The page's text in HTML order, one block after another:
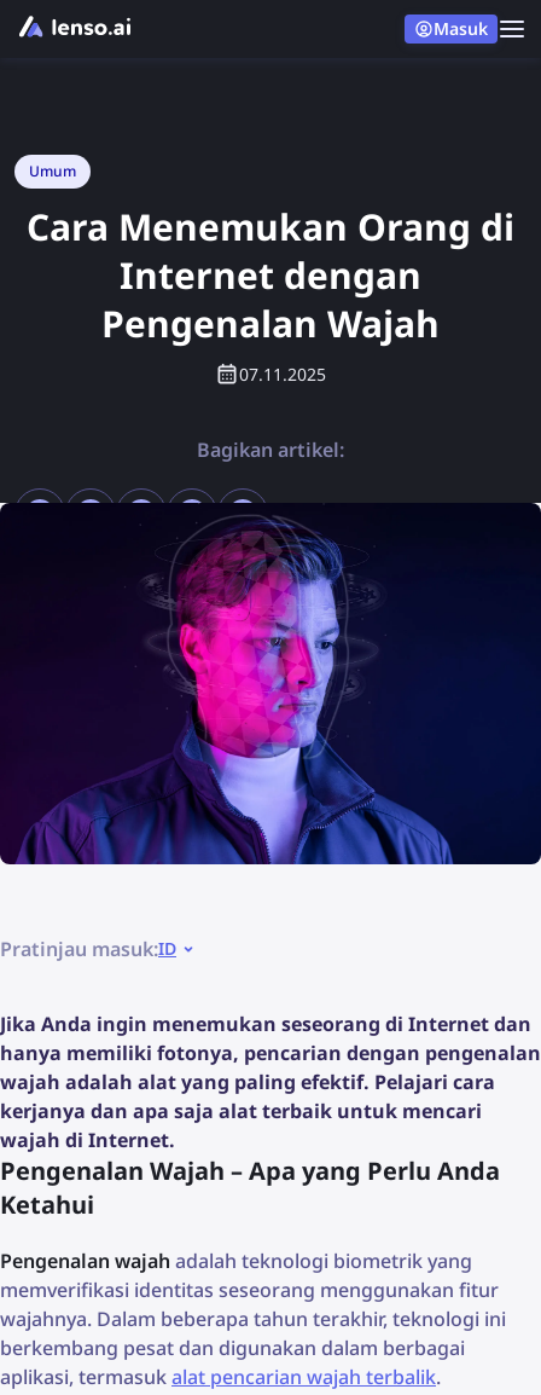
Masuk
Umum
Cara Menemukan Orang di
Internet dengan
Pengenalan Wajah
07.11.2025
Bagikan artikel:
Pratinjau masuk:ID
Jika Anda ingin menemukan seseorang di Internet dan
hanya memiliki fotonya, pencarian dengan pengenalan
wajah adalah alat yang paling efektif. Pelajari cara
kerjanya dan apa saja alat terbaik untuk mencari
wajah di Internet.
Pengenalan Wajah – Apa yang Perlu Anda
Ketahui
Pengenalan wajah adalah teknologi biometrik yang
memverifikasi identitas seseorang menggunakan fitur
wajahnya. Dalam beberapa tahun terakhir, teknologi ini
berkembang pesat dan digunakan dalam berbagai
aplikasi, termasukalat pencarian wajah terbalik.